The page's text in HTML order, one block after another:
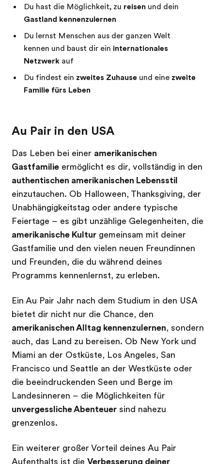
Du hast die Möglichkeit, zu reisen und dein
Gastland kennenzulernen
Du lernst Menschen aus der ganzen Welt
kennen und baust dir ein internationales
Netzwerk auf
Du findest ein zweites Zuhause und eine zweite
Familie fürs Leben
Au Pair in den USA
Das Leben bei einer amerikanischen
Gastfamilie ermöglicht es dir, vollständig in den
authentischen amerikanischen Lebensstil
einzutauchen. Ob Halloween, Thanksgiving, der
Unabhängigkeitstag oder andere typische
Feiertage – es gibt unzählige Gelegenheiten, die
amerikanische Kultur gemeinsam mit deiner
Gastfamilie und den vielen neuen Freundinnen
und Freunden, die du während deines
Programms kennenlernst, zu erleben.
Ein Au Pair Jahr nach dem Studium in den USA
bietet dir nicht nur die Chance, den
amerikanischen Alltag kennenzulernen, sondern
auch, das Land zu bereisen. Ob New York und
Miami an der Ostküste, Los Angeles, San
Francisco und Seattle an der Westküste oder
die beeindruckenden Seen und Berge im
Landesinneren – die Möglichkeiten für
unvergessliche Abenteuer sind nahezu
grenzenlos.
Ein weiterer großer Vorteil deines Au Pair
Aufenthalts ist die Verbesserung deiner